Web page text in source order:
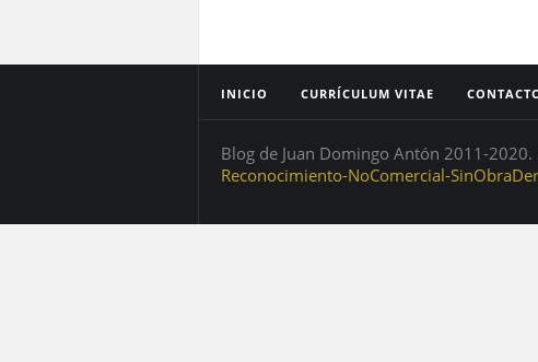
INICIO CURRÍCULUM VITAE
Blog de Juan Domingo Antón 2011-
Reconocimiento-NoComercial-